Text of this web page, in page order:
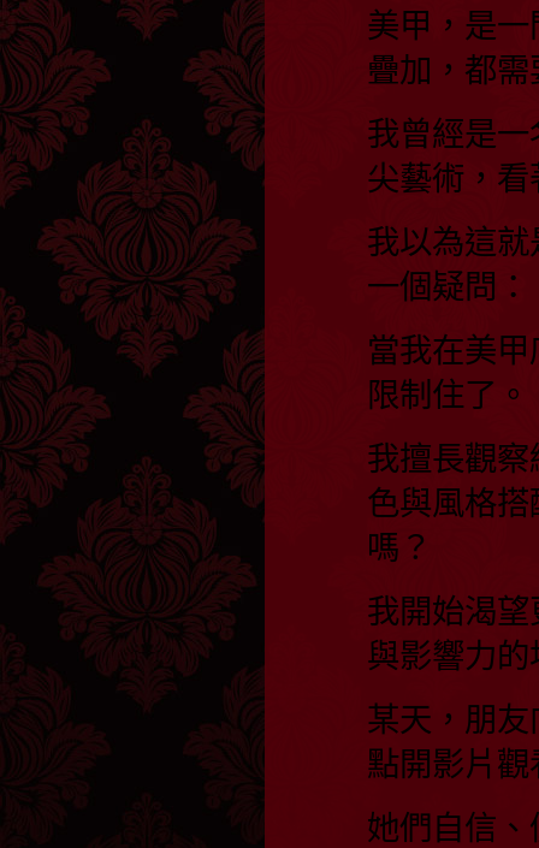
美甲，是
疊加，都
我曾經是
尖藝術，
我以為這
一個疑問
當我在美
限制住了。
我擅長觀
色與風格
嗎？
我開始渴
與影響力的
某天，朋
點開影片
她們自信